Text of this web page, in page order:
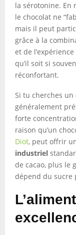
la sérotonine. En
le chocolat ne
mais il peut
grâce à la
et de
qu’il soit si
réconfortant.
Si tu cherches
généralement
forte
raison qu’un
Diot, peut offrir
industriel
de cacao, plus le
dépend du sucre